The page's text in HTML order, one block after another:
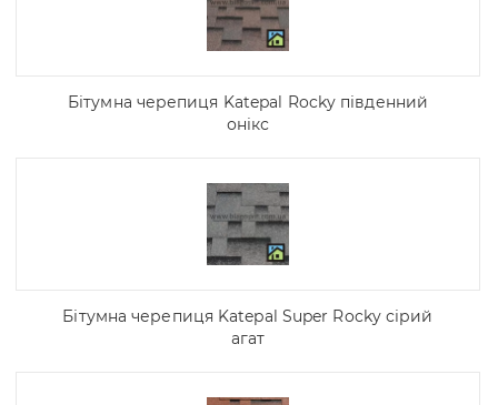
Бітумна черепиця Katepal Rocky південний
онікс
Бітумна черепиця Katepal Super Rocky сірий
агат